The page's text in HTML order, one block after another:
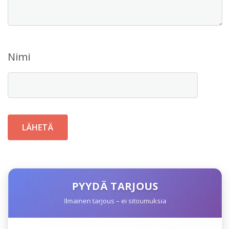
Nimi
PYYDÄ TARJOUS
Ilmainen tarjous – ei sitoumuksia